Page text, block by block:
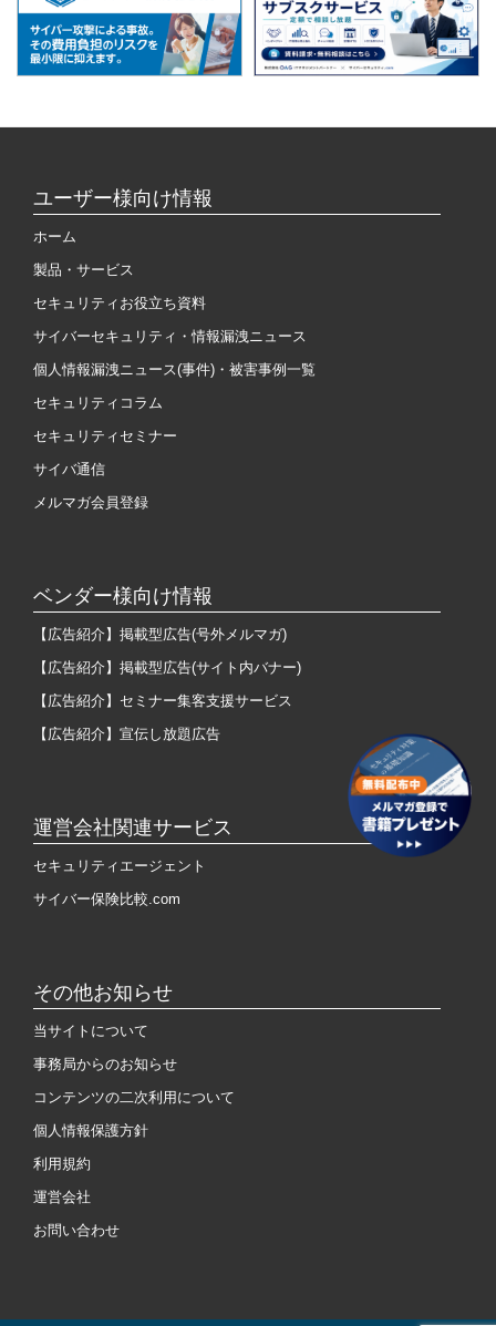
ユーザー様向け情報
ホーム
製品・サービス
セキュリティお役立ち資料
サイバーセキュリティ・情報漏洩ニュース
個人情報漏洩ニュース(事件)・被害事例一覧
セキュリティコラム
セキュリティセミナー
サイバ通信
メルマガ会員登録
ベンダー様向け情報
【広告紹介】掲載型広告(号外メルマガ)
【広告紹介】掲載型広告(サイト内バナー)
【広告紹介】セミナー集客支援サービス
【広告紹介】宣伝し放題広告
運営会社関連サービス
セキュリティエージェント
サイバー保険比較.com
その他お知らせ
当サイトについて
事務局からのお知らせ
コンテンツの二次利用について
個人情報保護方針
利用規約
運営会社
お問い合わせ